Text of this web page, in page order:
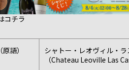
コチラ
語）
シャトー・レオヴィル・ラ
（Chateau Leoville Las